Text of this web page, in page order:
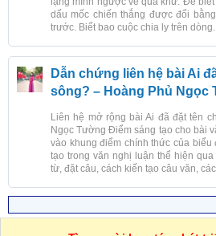
dấu mốc chiến thắng được đổi
trước. Biết bao cuộc chia ly trên
Dẫn chứng liên hệ bài Ai
sông? – Hoàng Phủ Ngọc
Liên hệ mở rộng bài Ai đã đặt tên
Ngọc Tường Điểm sáng tạo cho bài
vào khung điểm chính thức của biểu
tạo trong văn nghị luận thể hiện
từ, đặt câu, cách kiến tạo câu văn,